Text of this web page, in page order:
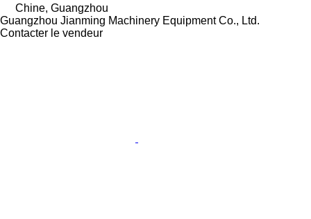
Chine, Guangzhou
Guangzhou Jianming Machinery Equipment Co., Ltd.
Contacter le vendeur